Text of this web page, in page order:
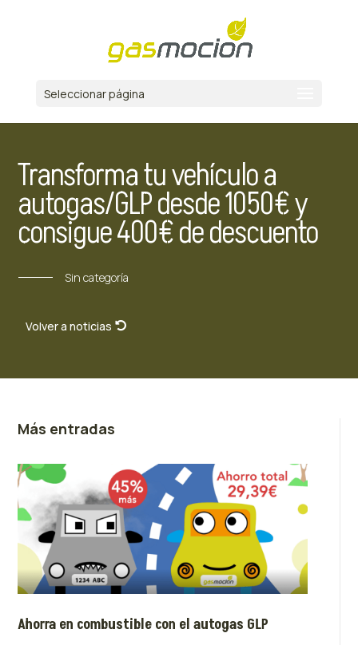
Seleccionar página
Transforma tu vehículo a
autogas/GLP desde 1050€ y
consigue 400€ de descuento
Sin categoría
Volver a noticias
Más entradas
Ahorra en combustible con el autogas GLP